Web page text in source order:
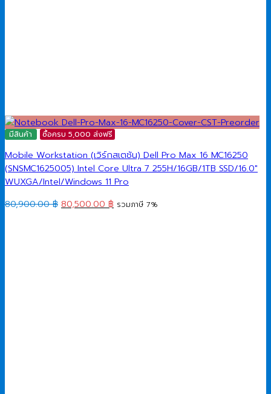
มีสินค้า ซื้อครบ 5,000 ส่งฟรี
Mobile Workstation (เวิร์กสเตชัน) Dell Pro Max 16 MC16250
(SNSMC1625005) Intel Core Ultra 7 255H/16GB/1TB SSD/16.0″
WUXGA/Intel/Windows 11 Pro
80,900.00฿ Original
80,500.00 ฿ Current
รวมภาษี 7%